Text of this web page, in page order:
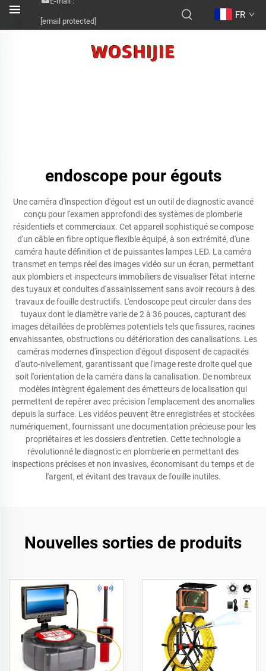
[email protected]
FR
endoscope pour égouts
Une caméra d'inspection d'égout est un outil de diagnostic avancé
conçu pour l'examen approfondi des systèmes de plomberie
résidentiels et commerciaux. Cet appareil sophistiqué se compose
d'un câble en fibre optique flexible équipé, à son extrémité, d'une
caméra haute définition et de puissantes lampes LED. La caméra
transmet en temps réel des images vidéo sur un écran, permettant
aux plombiers et inspecteurs immobiliers de visualiser l'état interne
des tuyaux et conduites d'assainissement sans avoir recours à des
travaux de fouille destructifs. L'endoscope peut circuler dans des
tuyaux dont le diamètre varie de 2 à 36 pouces, capturant des
images détaillées de problèmes potentiels tels que fissures, racines
envahissantes, obstructions ou détérioration des canalisations. Les
caméras modernes d'inspection d'égout disposent de capacités
d'auto-nivellement, garantissant que l'image reste droite quel que
soit l'orientation de la caméra dans la canalisation. De nombreux
modèles intègrent également des émetteurs de localisation qui
permettent de repérer avec précision l'emplacement des anomalies
depuis la surface. Les vidéos peuvent être enregistrées et stockées
numériquement, fournissant une documentation précieuse pour les
propriétaires et les dossiers d'entretien. Cette technologie a
révolutionné le diagnostic en plomberie en permettant des
inspections précises et non invasives, économisant du temps et de
l'argent, et évitant des travaux de fouille inutiles.
Nouvelles sorties de produits